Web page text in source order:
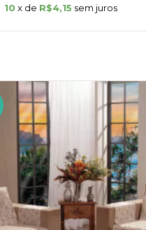
10 x de R$4,15 sem juros